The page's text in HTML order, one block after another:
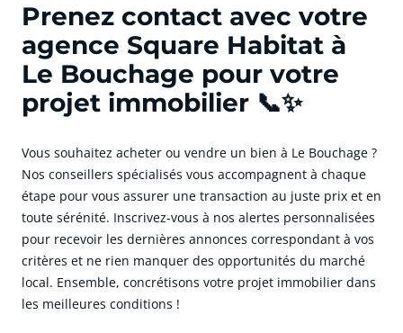
Prenez contact avec votre
agence Square Habitat à
Le Bouchage pour votre
projet immobilier 📞✨
Vous souhaitez acheter ou vendre un bien à Le Bouchage ?
Nos conseillers spécialisés vous accompagnent à chaque
étape pour vous assurer une transaction au juste prix et en
toute sérénité. Inscrivez-vous à nos alertes personnalisées
pour recevoir les dernières annonces correspondant à vos
critères et ne rien manquer des opportunités du marché
local. Ensemble, concrétisons votre projet immobilier dans
les meilleures conditions !